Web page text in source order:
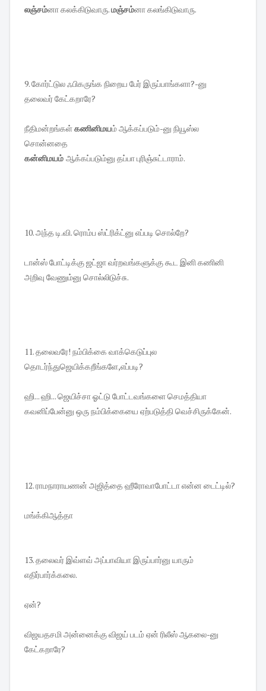
லஞ்சம்னா கலக்கிடுவாரு.மஞ்சம்னா கலங்கிடுவாரு.
9. கோர்ட்டுல ஃபிகருங்க நிறைய பேர் இருப்பாங்களா?-னு
தலைவர் கேட்கறாரே?
நீதிமன்றங்கள்கணினிமயம் ஆக்கப்படும்-னு நியூஸ்ல
சொன்னதை
கன்னிமயம் ஆக்கப்படும்னு தப்பா புரிஞ்சுட்டாராம்.
10. அந்த டி.வி. ரொம்ப ஸ்ட்ரிக்ட்னு எப்படி சொல்றே?
டான்ஸ் போட்டிக்கு ஜட்ஜா வர்றவங்களுக்கு கூட இனி கணினி
அறிவு வேணும்னு சொல்லிடுச்சு.
11. தலைவரே! நம்பிக்கை வாக்கெடுப்புல
தொடர்ந்துஜெயிக்கறீங்களே,எப்படி?
ஹி... ஹி... ஜெயிச்சா ஓட்டு போட்டவங்களை செமத்தியா
கவனிப்பேன்னு ஒரு நம்பிக்கையை ஏற்படுத்தி வெச்சிருக்கேன்.
12. ராமநாராயணன் அஜித்தை ஹீரோவாபோட்டா என்ன டைட்டில்?
மங்க்கிஆத்தா
13. தலைவர் இவ்ளவ் அப்பாவியா இருப்பார்னு யாரும்
எதிர்பார்க்கலை.
ஏன்?
விஜயதசமி அன்னைக்கு விஜய் படம் ஏன் ரிலீஸ் ஆகலை-னு
கேட்கறாரே?